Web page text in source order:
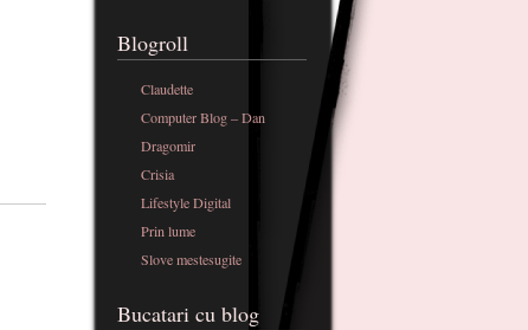
Blogroll
Claudette
Computer Blog – Dan
Dragomir
Crisia
Lifestyle Digital
Prin lume
Slove mestesugite
Bucatari cu blog